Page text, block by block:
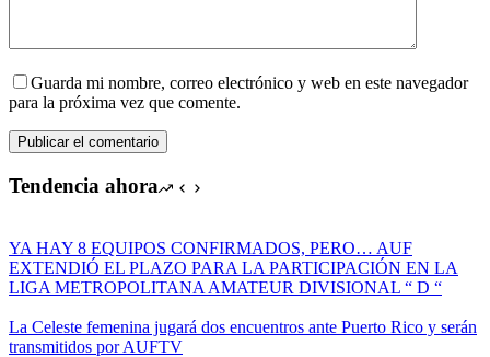
Guarda mi nombre, correo electrónico y web en este navegador
para la próxima vez que comente.
Publicar el comentario
Tendencia ahora
YA HAY 8 EQUIPOS CONFIRMADOS, PERO… AUF
EXTENDIÓ EL PLAZO PARA LA PARTICIPACIÓN EN LA
LIGA METROPOLITANA AMATEUR DIVISIONAL “ D “
La Celeste femenina jugará dos encuentros ante Puerto Rico y serán
transmitidos por AUFTV